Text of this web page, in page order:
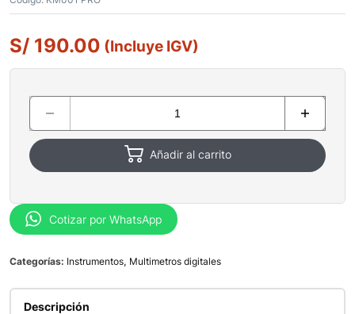
S/ 190.00 (Incluye IGV)
Añadir al carrito
Cotizar por WhatsApp
Categorías: Instrumentos, Multimetros digitales
Descripción